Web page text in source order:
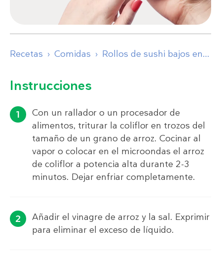
Recetas Comidas Rollos de sushi bajos en carbohidratos
Instrucciones
Con un rallador o un procesador de
alimentos, triturar la coliflor en trozos del
tamaño de un grano de arroz. Cocinar al
vapor o colocar en el microondas el arroz
de coliflor a potencia alta durante 2-3
minutos. Dejar enfriar completamente.
Añadir el vinagre de arroz y la sal. Exprimir
para eliminar el exceso de líquido.